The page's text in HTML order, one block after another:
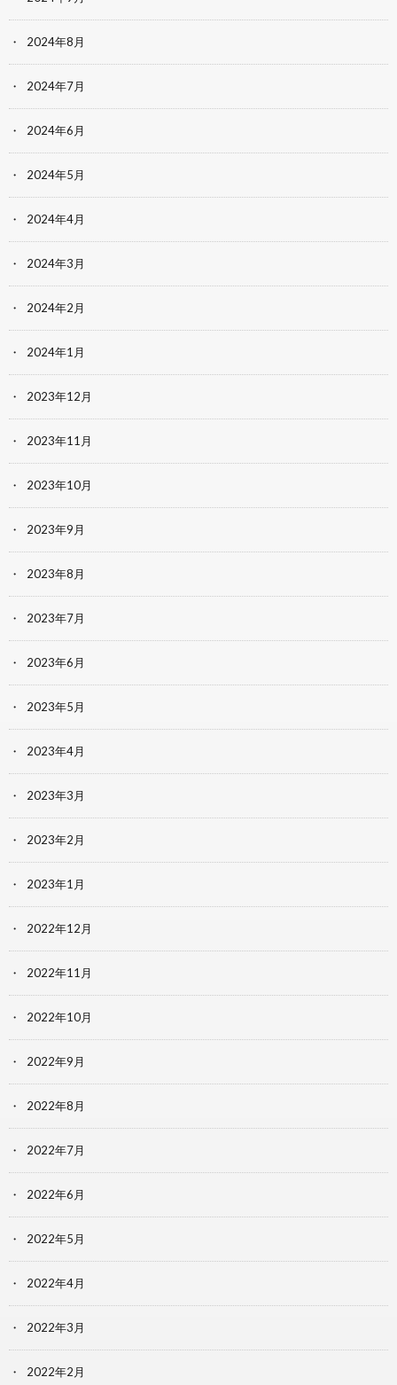
2024年8月
2024年7月
2024年6月
2024年5月
2024年4月
2024年3月
2024年2月
2024年1月
2023年12月
2023年11月
2023年10月
2023年9月
2023年8月
2023年7月
2023年6月
2023年5月
2023年4月
2023年3月
2023年2月
2023年1月
2022年12月
2022年11月
2022年10月
2022年9月
2022年8月
2022年7月
2022年6月
2022年5月
2022年4月
2022年3月
2022年2月